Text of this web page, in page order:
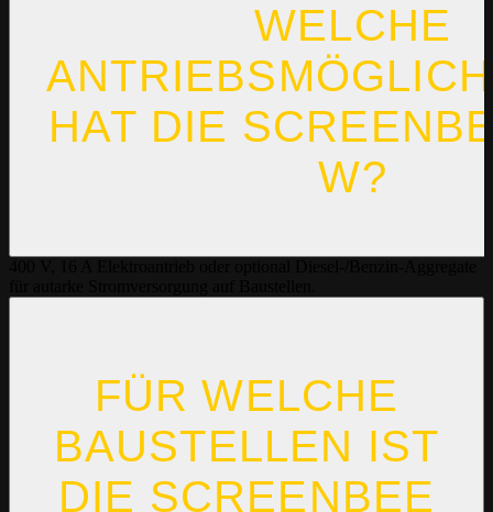
WELCHE
HAT DIE
W?
FÜR WELCHE
BAUSTELLEN IST
DIE SCREENBEE